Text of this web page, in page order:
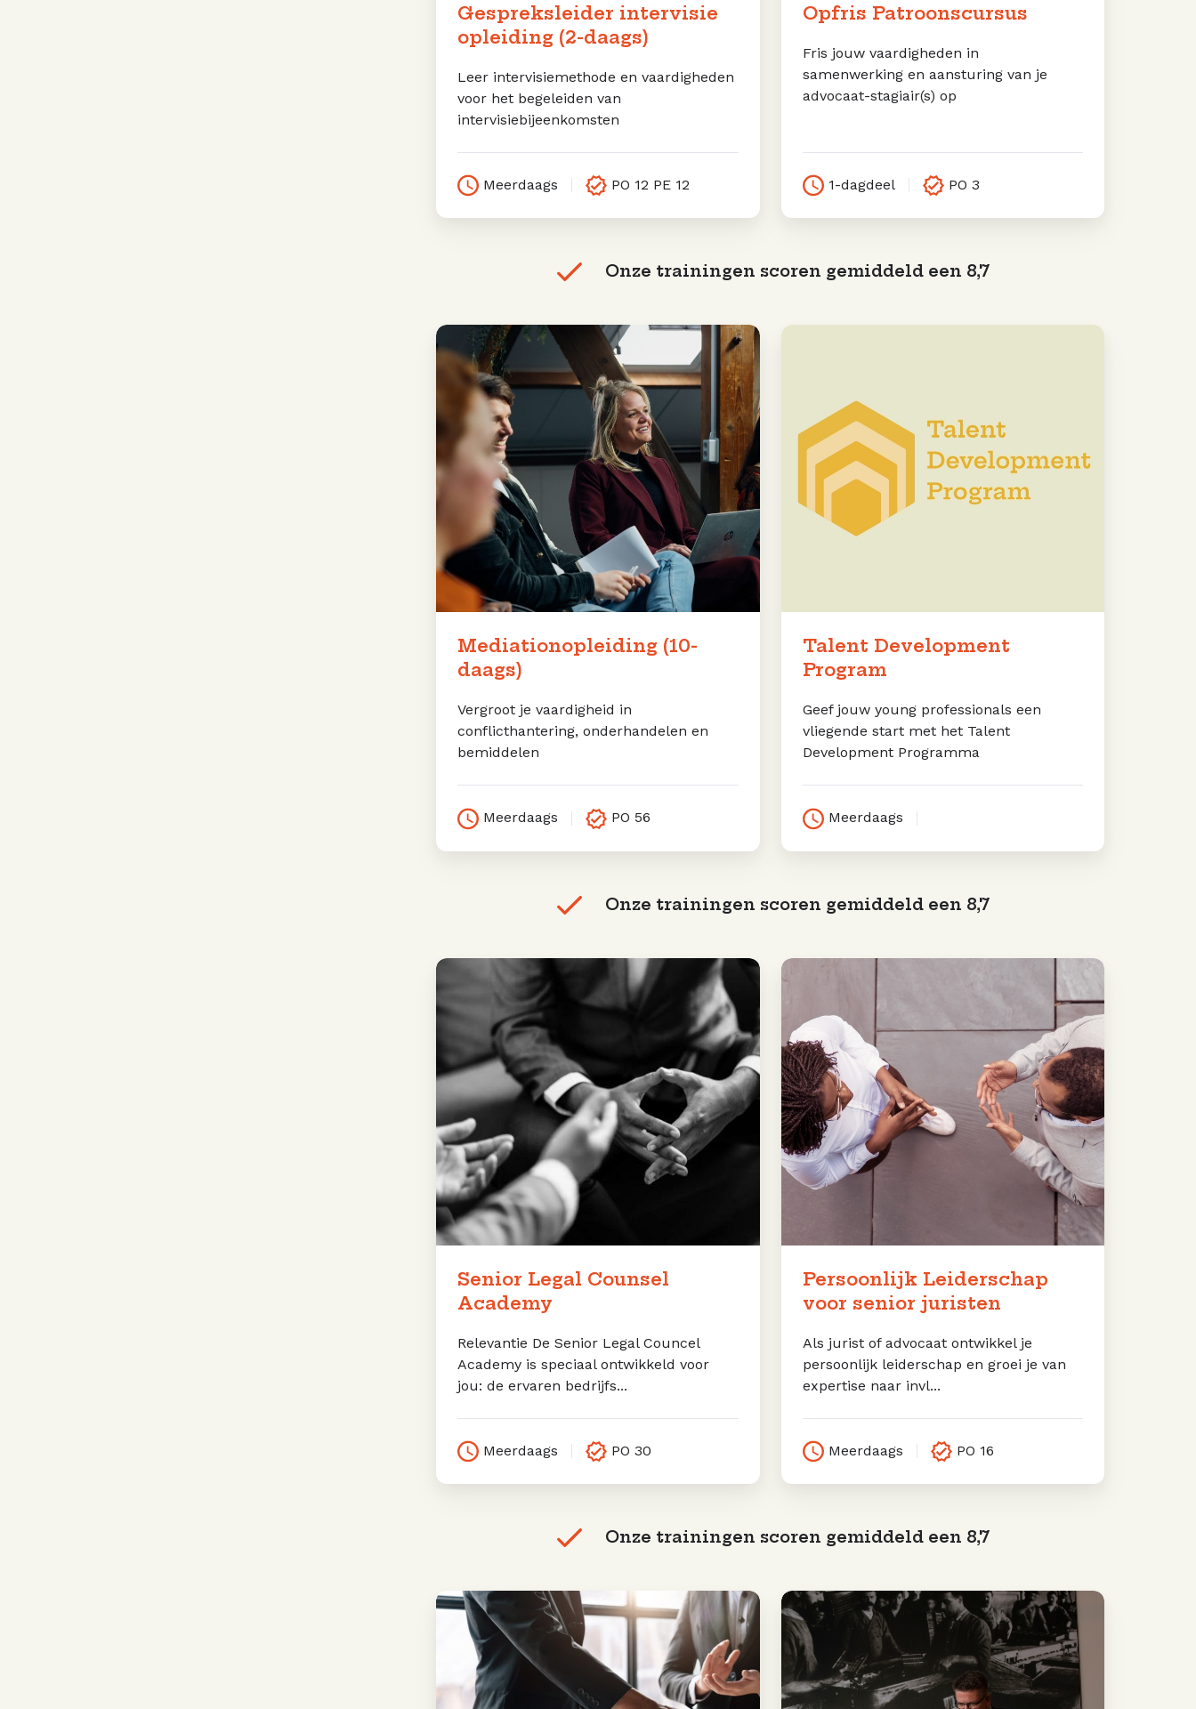
Gespreksleider intervisie
opleiding (2-daags)
Leer intervisiemethode en vaardigheden
voor het begeleiden van
intervisiebijeenkomsten
Meerdaags PO 12 PE 12
Opfris Patroonscursus
Fris jouw vaardigheden in
samenwerking en aansturing van je
advocaat-stagiair(s) op
1-dagdeel PO 3
Onze trainingen scoren gemiddeld een 8,7
Mediationopleiding
(10-
daags)
Mediationopleiding (10-
daags)
Vergroot je vaardigheid in
conflicthantering, onderhandelen en
bemiddelen
Meerdaags PO 56
Talent
Talent Development
Program
Geef jouw young professionals een
vliegende start met het Talent
Development Programma
Meerdaags
Onze trainingen scoren gemiddeld een 8,7
Senior
Legal
Counsel
Academy
Senior Legal Counsel
Academy
Relevantie De Senior Legal Councel
Academy is speciaal ontwikkeld voor
jou: de ervaren bedrijfs...
Meerdaags PO 30
Persoonlijk
voor
senior
juristen
Persoonlijk Leiderschap
voor senior juristen
Als jurist of advocaat ontwikkel je
persoonlijk leiderschap en groei je van
expertise naar invl...
Meerdaags PO 16
Onze trainingen scoren gemiddeld een 8,7
Beroepsethiek
voor
advocaten;
gedragsregels
en
Stressbehendigheid
voor
Leidinggevenden